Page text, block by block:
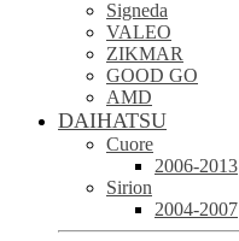
Signeda
VALEO
ZIKMAR
GOOD GO
AMD
DAIHATSU
Cuore
2006-2013
Sirion
2004-2007